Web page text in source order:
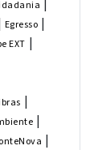
|
Egresso |
EXT |
|
|
|